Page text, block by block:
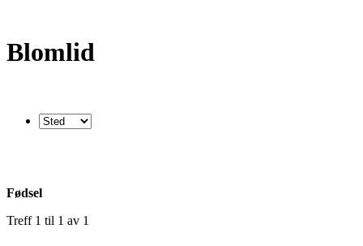
Blomlid
Fødsel
Treff 1 til 1 av 1